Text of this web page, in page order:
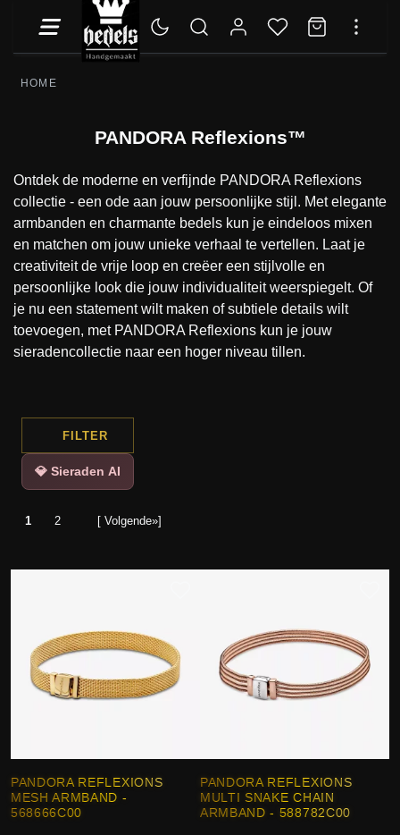
HOME
PANDORA Reflexions™
Ontdek de moderne en verfijnde PANDORA Reflexions
collectie - een ode aan jouw persoonlijke stijl. Met elegante
armbanden en charmante bedels kun je eindeloos mixen
en matchen om jouw unieke verhaal te vertellen. Laat je
creativiteit de vrije loop en creëer een stijlvolle en
persoonlijke look die jouw individualiteit weerspiegelt. Of
je nu een statement wilt maken of subtiele details wilt
toevoegen, met PANDORA Reflexions kun je jouw
sieradencollectie naar een hoger niveau tillen.
FILTER
💎 Sieraden AI
1 2 [ Volgende»]
PANDORA REFLEXIONS
MESH ARMBAND -
568666C00
PANDORA REFLEXIONS
MULTI SNAKE CHAIN
ARMBAND - 588782C00